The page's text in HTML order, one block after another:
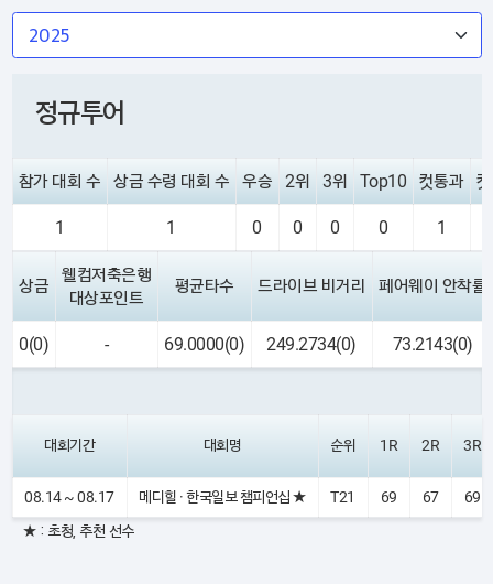
정규투어
참가 대회 수 상금 수령 대회 수 우승 2위 3위 Top10 컷통과
1 1 0 0 0 0 1
상금
웰컴저축은행
대상포인트
평균타수 드라이브 비거리 페어웨이 안착률
0(0) - 69.0000(0) 249.2734(0) 73.2143(0)
대회기간 대회명 순위 1R 2R 3R
08.14 ~ 08.17 메디힐 · 한국일보 챔피언십 ★ T21 69 67 69
★ : 초청, 추천 선수